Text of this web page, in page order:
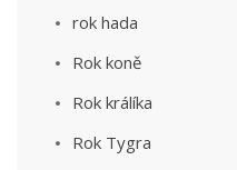
rok hada
Rok koně
Rok králíka
Rok Tygra